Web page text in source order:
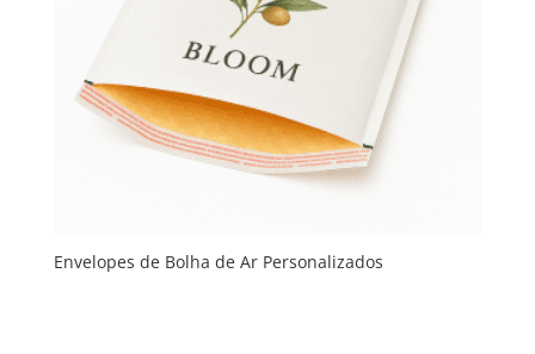
Envelopes de Bolha de Ar Personalizados